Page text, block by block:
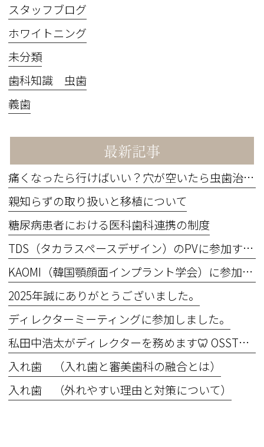
スタッフブログ
ホワイトニング
未分類
歯科知識 虫歯
義歯
最新記事
痛くなったら行けばいい？穴が空いたら虫歯治療？
親知らずの取り扱いと移植について
糖尿病患者における医科歯科連携の制度
TDS（タカラスペースデザイン）のPVに参加するため撮影を行いました。
KAOMI（韓国顎顔面インプラント学会）に参加してきました！
2025年誠にありがとうございました。
ディレクターミーティングに参加しました。
私田中浩太がディレクターを務めます🦷 OSSTEM Implant Basic Course 2025 in OIC Master the Basics ― 基礎こそ真髄！“できない”を“できる”に変える6日間
入れ歯 （入れ歯と審美歯科の融合とは）
入れ歯 （外れやすい理由と対策について）